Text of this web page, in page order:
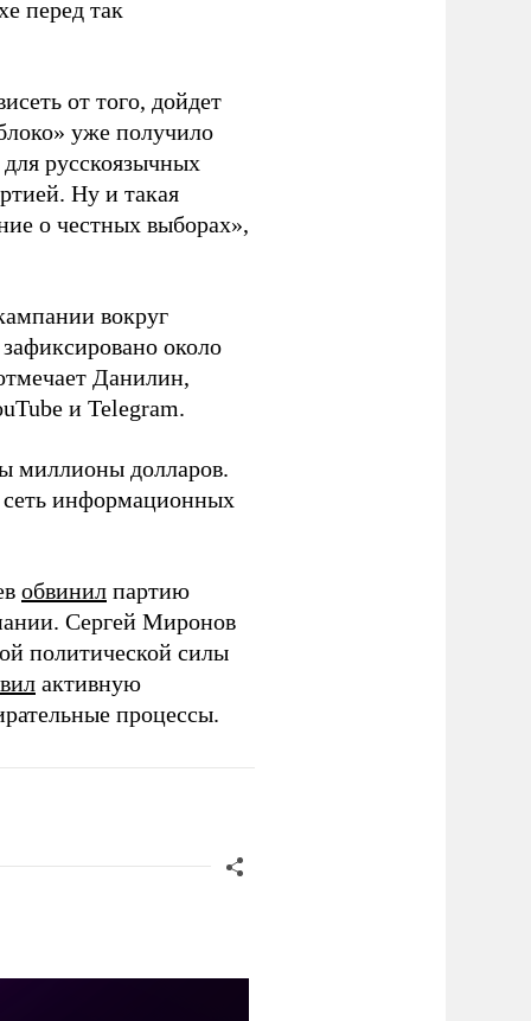
перед так
от того, дойдет
уже получило
русскоязычных
Ну и такая
о честных выборах»,
вокруг
около
Данилин,
и Telegram.
миллионы долларов.
сеть информационных
обвинил партию
Сергей Миронов
политической силы
активную
процессы.